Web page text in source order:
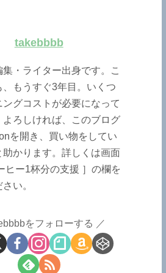
takebbbb
・ライター出身です。こ
、もうすぐ3年目。いくつ
グコストが必要になって
よろしければ、このブログ
を開き、買い物をしてい
助かります。詳しくは画面
ヒー1杯分の支援 ］の欄を
い。
をフォローする